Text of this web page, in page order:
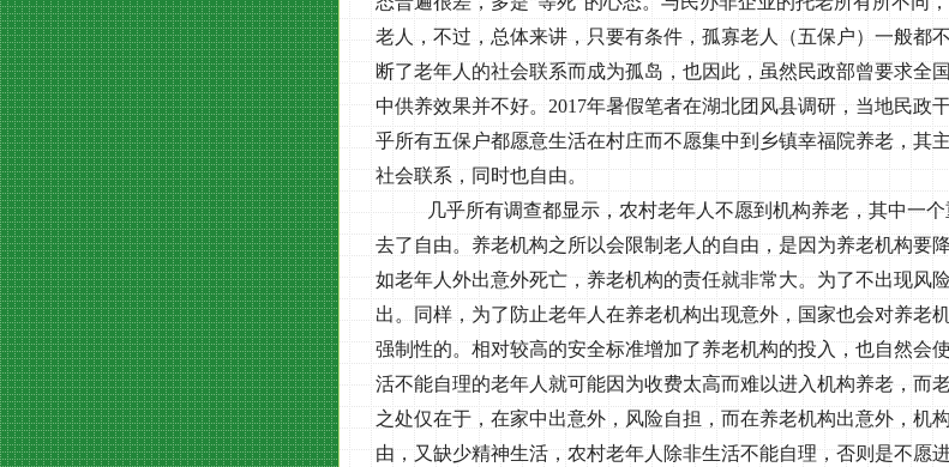
老人，不过，总体来讲，只要有条件，孤寡老人（五保户）一般都
断了老年人的社会联系而成为孤岛，也因此，虽然民政部曾要求全
中供养效果并不好。2017年暑假笔者在湖北团风县调研，当地民政
乎所有五保户都愿意生活在村庄而不愿集中到乡镇幸福院养老，其
社会联系，同时也自由。
几乎所有调查都显示，农村老年人不愿到机构养老，其中一
去了自由。养老机构之所以会限制老人的自由，是因为养老机构要
如老年人外出意外死亡，养老机构的责任就非常大。为了不出现风
出。同样，为了防止老年人在养老机构出现意外，国家也会对养老
强制性的。相对较高的安全标准增加了养老机构的投入，也自然会
活不能自理的老年人就可能因为收费太高而难以进入机构养老，而
之处仅在于，在家中出意外，风险自担，而在养老机构出意外，机
由，又缺少精神生活，农村老年人除非生活不能自理，否则是不愿